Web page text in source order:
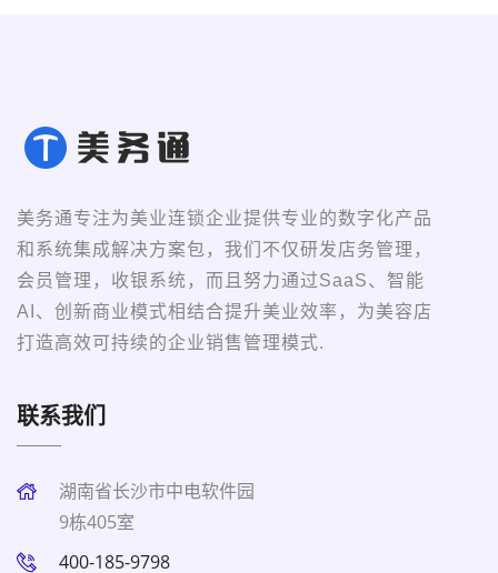
美务通专注为美业连锁企业提供专业的数字化产品
和系统集成解决方案包，我们不仅研发店务管理，
会员管理，收银系统，而且努力通过SaaS、智能
AI、创新商业模式相结合提升美业效率，为美容店
打造高效可持续的企业销售管理模式.
联系我们
湖南省长沙市中电软件园
9栋405室
400-185-9798